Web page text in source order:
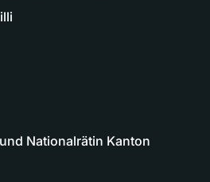
Nationalrätin Kanton